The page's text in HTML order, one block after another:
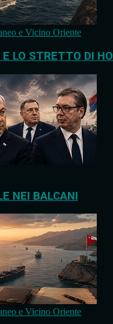
e Vicino Oriente
E LO STRETTO DI
NEI BALCANI
e Vicino Oriente